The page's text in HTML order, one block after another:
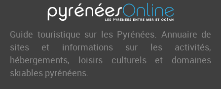
Guide touristique sur les Pyrénées. Annuaire de
sites et informations sur les activités,
hébergements, loisirs culturels et domaines
skiables pyrénéens.